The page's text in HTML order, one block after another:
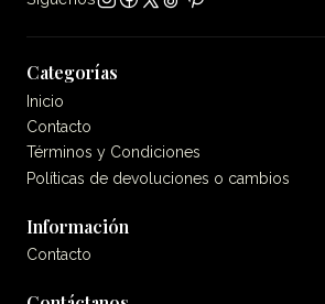
Categorías
Inicio
Contacto
Términos y Condiciones
Políticas de devoluciones o cambios
Información
Contacto